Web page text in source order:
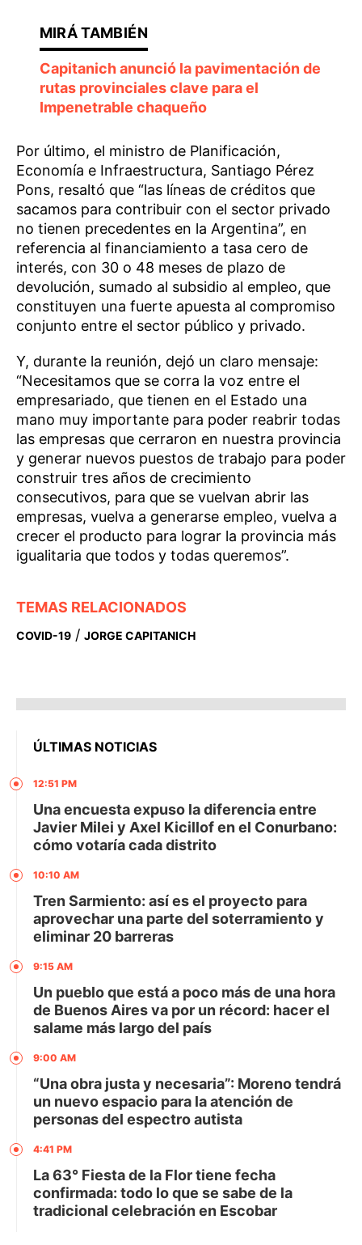
Capitanich anunció la pavimentación de
rutas provinciales clave para el
Impenetrable chaqueño
Por último, el ministro de Planificación,
Economía e Infraestructura, Santiago Pérez
Pons, resaltó que “las líneas de créditos que
sacamos para contribuir con el sector privado
no tienen precedentes en la Argentina”, en
referencia al financiamiento a tasa cero de
interés, con 30 o 48 meses de plazo de
devolución, sumado al subsidio al empleo, que
constituyen una fuerte apuesta al compromiso
conjunto entre el sector público y privado.
Y, durante la reunión, dejó un claro mensaje:
“Necesitamos que se corra la voz entre el
empresariado, que tienen en el Estado una
mano muy importante para poder reabrir todas
las empresas que cerraron en nuestra provincia
y generar nuevos puestos de trabajo para poder
construir tres años de crecimiento
consecutivos, para que se vuelvan abrir las
empresas, vuelva a generarse empleo, vuelva a
crecer el producto para lograr la provincia más
igualitaria que todos y todas queremos”.
TEMAS RELACIONADOS
COVID-19 / JORGE CAPITANICH
ÚLTIMAS NOTICIAS
12:51 PM
Una encuesta expuso la diferencia entre
Javier Milei y Axel Kicillof en el Conurbano:
cómo votaría cada distrito
10:10 AM
Tren Sarmiento: así es el proyecto para
aprovechar una parte del soterramiento y
eliminar 20 barreras
9:15 AM
Un pueblo que está a poco más de una hora
de Buenos Aires va por un récord: hacer el
salame más largo del país
9:00 AM
“Una obra justa y necesaria”: Moreno tendrá
un nuevo espacio para la atención de
personas del espectro autista
4:41 PM
La 63° Fiesta de la Flor tiene fecha
confirmada: todo lo que se sabe de la
tradicional celebración en Escobar